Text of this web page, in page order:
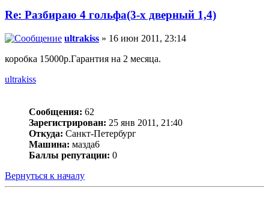
Re: Разбираю 4 гольфа(3-х дверный 1,4)
ultrakiss » 16 июн 2011, 23:14
коробка 15000р.Гарантия на 2 месяца.
ultrakiss
Сообщения: 62
Зарегистрирован: 25 янв 2011, 21:40
Откуда: Санкт-Петербург
Машина: мазда6
Баллы репутации: 0
Вернуться к началу